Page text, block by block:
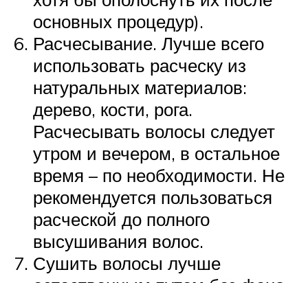
основных процедур).
Расчесывание. Лучше всего
использовать расческу из
натуральных материалов:
дерево, кости, рога.
Расчесывать волосы следует
утром и вечером, в остальное
время – по необходимости. Не
рекомендуется пользоваться
расческой до полного
высушивания волос.
Сушить волосы лучше